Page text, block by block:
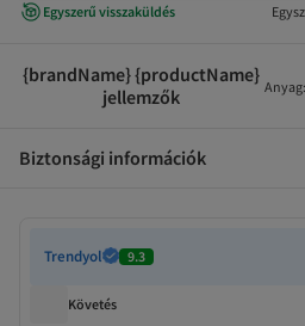
Egyszerű visszaküldés
{brandName} {productName}
jellemzők
Anyag:
Biztonsági információk
Trendyol 9.3
Követés